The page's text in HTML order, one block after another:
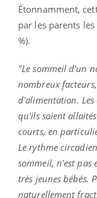
Étonnamment,
par les parents
%).
"Le sommeil d'un
nombreux
d'alimentation. Les
qu'ils soient
courts, en
Le rythme
sommeil, n'est pas
très jeunes bébés.
naturellement